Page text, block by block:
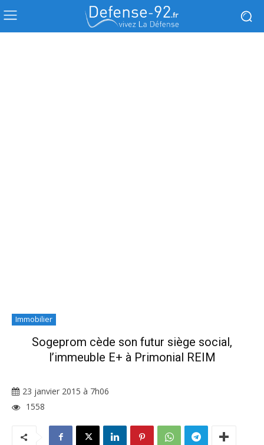
Immobilier
Sogeprom cède son futur siège social,
l’immeuble E+ à Primonial REIM
23 janvier 2015 à 7h06
1558